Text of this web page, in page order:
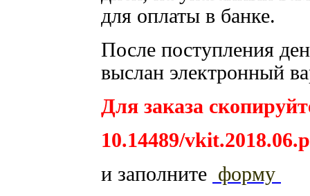
для оплаты в банке.
После поступления
выслан электронный
Для заказа
10.14489/
и заполните форму